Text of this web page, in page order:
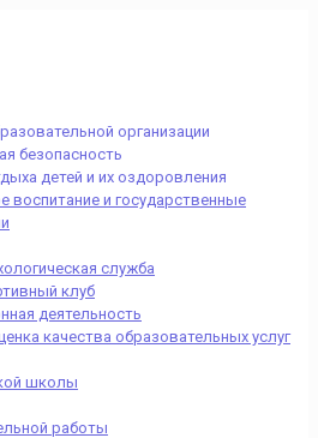
организации
безопасность
детей и их оздоровления
воспитание и государственные
служба
клуб
деятельность
качества образовательных услуг
школы
работы